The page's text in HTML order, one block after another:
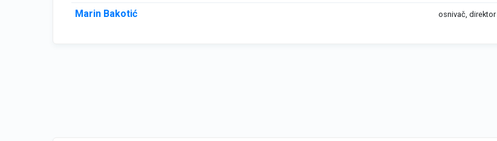
Marin Bakotić osnivač, direktor